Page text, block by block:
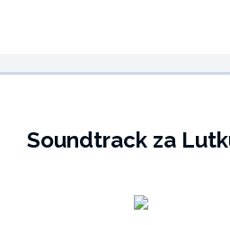
Soundtrack za